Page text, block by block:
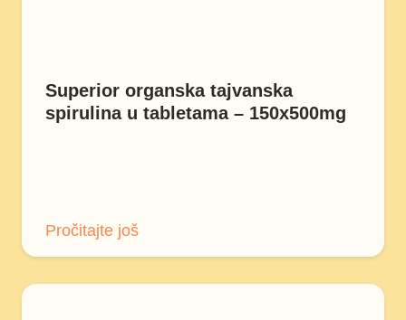
Superior organska tajvanska
spirulina u tabletama – 150x500mg
Pročitajte još